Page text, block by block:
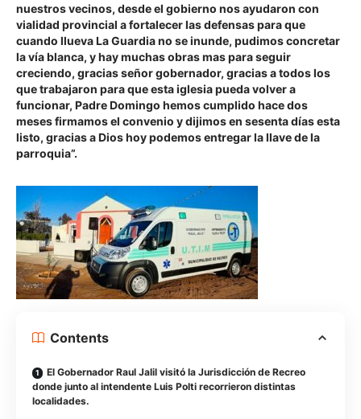
nuestros vecinos, desde el gobierno nos ayudaron con
vialidad provincial a fortalecer las defensas para que
cuando llueva La Guardia no se inunde, pudimos concretar
la vía blanca, y hay muchas obras mas para seguir
creciendo, gracias señor gobernador, gracias a todos los
que trabajaron para que esta iglesia pueda volver a
funcionar, Padre Domingo hemos cumplido hace dos
meses firmamos el convenio y dijimos en sesenta días esta
listo, gracias a Dios hoy podemos entregar la llave de la
parroquia”.
Contents
El Gobernador Raul Jalil visitó la Jurisdicción de Recreo
donde junto al intendente Luis Polti recorrieron distintas
localidades.